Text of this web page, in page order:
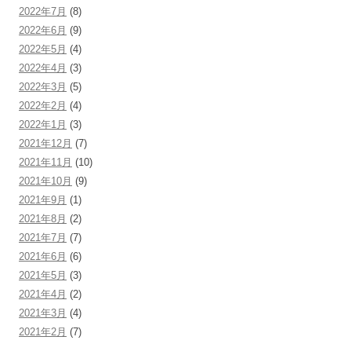
2022年7月 (8)
2022年6月 (9)
2022年5月 (4)
2022年4月 (3)
2022年3月 (5)
2022年2月 (4)
2022年1月 (3)
2021年12月 (7)
2021年11月 (10)
2021年10月 (9)
2021年9月 (1)
2021年8月 (2)
2021年7月 (7)
2021年6月 (6)
2021年5月 (3)
2021年4月 (2)
2021年3月 (4)
2021年2月 (7)